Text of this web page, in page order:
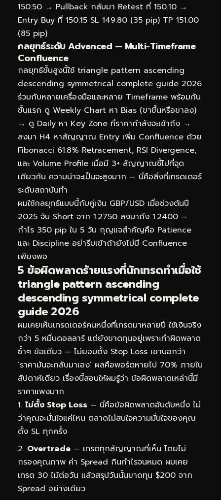
150.50 → Pullback กลับมา Retest ที่ 150.10 →
Entry Buy ที่ 150.15 SL 149.80 (35 pip) TP 151.00
(85 pip)
กลยุทธ์ระดับ Advanced — Multi-Timeframe
Confluence
กลยุทธ์ขั้นสูงนี้ใช้ triangle pattern ascending
descending symmetrical complete guide 2026
ร่วมกับหลายเครื่องมือและหลาย Timeframe พร้อมกัน
ขั้นแรก ดู Weekly Chart หา Bias (ขาขึ้นหรือขาลง)
→ ดู Daily หา Key Zone ที่ราคากำลังจะเข้าถึง →
ลงมา H4 หาสัญญาณ Entry เพิ่ม Confluence ด้วย
Fibonacci 61.8% Retracement, RSI Divergence,
และ Volume Profile เมื่อมี 3+ สัญญาณชี้ไปที่จุด
เดียวกัน ความน่าจะเป็นจะสูงมาก — นี่คือสิ่งที่เทรดเดอร์
ระดับสถาบันทำ
ผมใช้กลยุทธ์แบบนี้กับคู่เงิน GBP/USD เมื่อช่วงต้นปี
2025 จับ Short จาก 1.2750 ลงมาถึง 1.2400 —
กำไร 350 pip ใน 5 วัน กุญแจสำคัญคือ Patience
และ Discipline อย่ารีบเข้าถ้ายังไม่มี Confluence
เพียงพอ
5 ข้อผิดพลาดร้ายแรงที่นักเทรดทำเมื่อใช้
triangle pattern ascending
descending symmetrical complete
guide 2026
ผมเคยเห็นเทรดเดอร์คนหนึ่งที่เทรดมาหลายปี ใช้เงินจริง
กว่า 5 หมื่นดอลลาร์ แต่ยังขาดทุนอยู่เพราะทำผิดพลาด
ซ้ำๆ ข้อเดียว — ไม่ยอมตั้ง Stop Loss เขาบอกว่า
‘ราคามันจะกลับมาเอง’ ผลคือพอร์ตหายไป 70% ภายใน
สัปดาห์เดียว เรื่องนี้สอนให้ผมรู้ว่า ข้อผิดพลาดเหล่านี้มี
ราคาแพงมาก
ไม่ตั้ง Stop Loss — นี่คือข้อผิดพลาดอันดับหนึ่ง ไม่
ว่าคุณจะมั่นใจแค่ไหน ตลาดไม่สนใจความมั่นใจของคุณ
ตั้ง SL ทุกครั้ง
Overtrade — เทรดทุกสัญญาณที่เห็น โดยไม่
กรองคุณภาพ ค่า Spread กินกำไรจนหมด ผมเคย
เทรด 30 ไม้ต่อวัน แล้วสรุปวันนั้นขาดทุน $200 จาก
Spread อย่างเดียว